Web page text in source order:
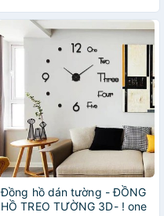
Đồng hồ dán tường - ĐỒNG
HỒ TREO TƯỜNG 3D- ! one